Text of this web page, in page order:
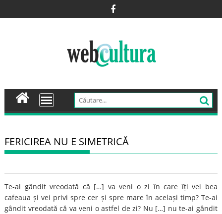
to
FERICIREA NU E SIMETRICĂ
Te-ai gândit vreodată că […] va veni o zi în care îți vei bea
cafeaua și vei privi spre cer și spre mare în același timp? Te-ai
gândit vreodată că va veni o astfel de zi? Nu […] nu te-ai gândit